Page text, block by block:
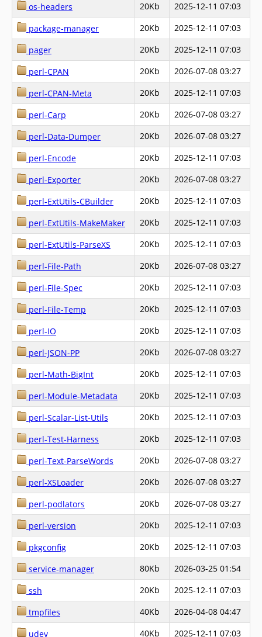
os-headers
20Kb
2025-12-11 07:03
package-manager
20Kb
2025-12-11 07:03
pager
20Kb
2025-12-11 07:03
perl-CPAN
20Kb
2026-07-08 03:27
perl-CPAN-Meta
20Kb
2025-12-11 07:03
perl-Carp
20Kb
2026-07-08 03:27
perl-Data-Dumper
20Kb
2026-07-08 03:27
perl-Encode
20Kb
2025-12-11 07:03
perl-Exporter
20Kb
2026-07-08 03:27
perl-ExtUtils-CBuilder
20Kb
2025-12-11 07:03
perl-ExtUtils-MakeMaker
20Kb
2025-12-11 07:03
perl-ExtUtils-ParseXS
20Kb
2025-12-11 07:03
perl-File-Path
20Kb
2026-07-08 03:27
perl-File-Spec
20Kb
2025-12-11 07:03
perl-File-Temp
20Kb
2025-12-11 07:03
perl-IO
20Kb
2025-12-11 07:03
perl-JSON-PP
20Kb
2026-07-08 03:27
perl-Math-BigInt
20Kb
2025-12-11 07:03
perl-Module-Metadata
20Kb
2025-12-11 07:03
perl-Scalar-List-Utils
20Kb
2025-12-11 07:03
perl-Test-Harness
20Kb
2025-12-11 07:03
perl-Text-ParseWords
20Kb
2026-07-08 03:27
perl-XSLoader
20Kb
2026-07-08 03:27
perl-podlators
20Kb
2026-07-08 03:27
perl-version
20Kb
2025-12-11 07:03
pkgconfig
20Kb
2025-12-11 07:03
service-manager
80Kb
2026-03-25 01:54
ssh
20Kb
2025-12-11 07:03
tmpfiles
40Kb
2026-04-08 04:47
udev
40Kb 2025-12-11 07:03